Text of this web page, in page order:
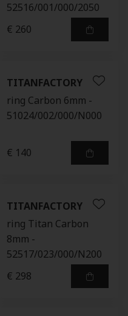
52516/001/000/2050
€ 260
TITANFACTORY
ring Carbon 6mm -
51024/002/000/N000
€ 140
TITANFACTORY
ring Titan Carbon
8mm -
52517/023/000/N200
€ 298